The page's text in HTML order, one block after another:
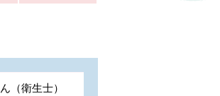
（衛生士）